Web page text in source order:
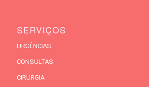
SERVIÇOS
URGÊNCIAS
CONSULTAS
CIRURGIA